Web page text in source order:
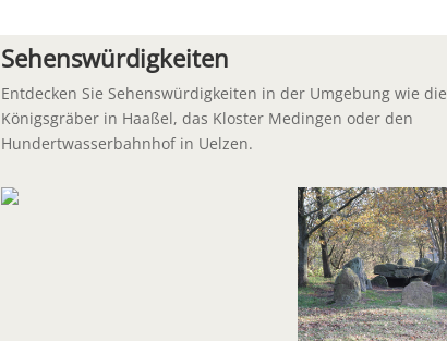
Sehenswürdigkeiten
Entdecken Sie Sehenswürdigkeiten in der Umgebung wie die
Königsgräber in Haaßel, das Kloster Medingen oder den
Hundertwasserbahnhof in Uelzen.